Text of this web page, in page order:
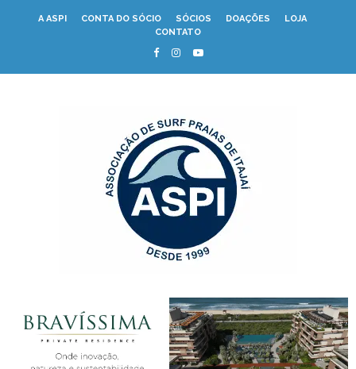
A ASPI CONTA DO SÓCIO SÓCIOS DOAÇÕES
LOJA
CONTATO